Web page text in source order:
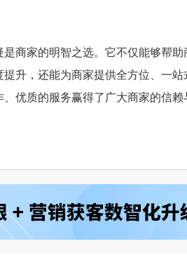
是商家的明智之选。它不仅能够帮助
升，还能为商家提供全方位、一站
优质的服务赢得了广大商家的信赖